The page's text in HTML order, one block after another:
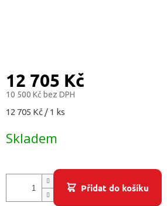
12 705 Kč
10 500 Kč bez DPH
Měrná
12 705 Kč / 1 ks
Skladem
Přidat do košíku